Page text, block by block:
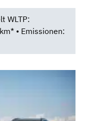
WLTP:
• Emissionen: